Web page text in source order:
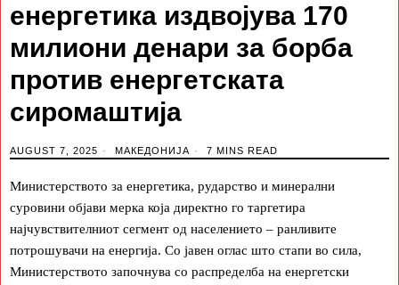
енергетика издвојува 170
милиони денари за борба
против енергетската
сиромаштија
AUGUST 7, 2025 МАКЕДОНИЈА 7 MINS READ
Министерството за енергетика, рударство и минерални
суровини објави мерка која директно го таргетира
најчувствителниот сегмент од населението – ранливите
потрошувачи на енергија. Со јавен оглас што стапи во сила,
Министерството започнува со распределба на енергетски